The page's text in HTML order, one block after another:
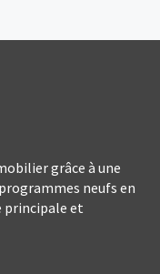
grâce à une
neufs en
principale et